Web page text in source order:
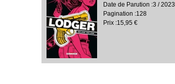
Date de Parution :3 / 2023
Pagination :128
Prix :15,95 €